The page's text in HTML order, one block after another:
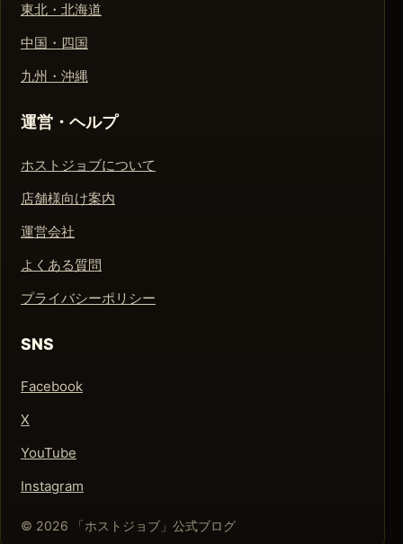
東北・北海道
中国・四国
九州・沖縄
運営・ヘルプ
ホストジョブについて
店舗様向け案内
運営会社
よくある質問
プライバシーポリシー
SNS
Facebook
X
YouTube
Instagram
© 2026 「ホストジョブ」公式ブログ